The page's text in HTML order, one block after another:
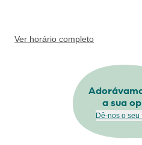
Ver horário completo
a sua
Dê-nos o seu